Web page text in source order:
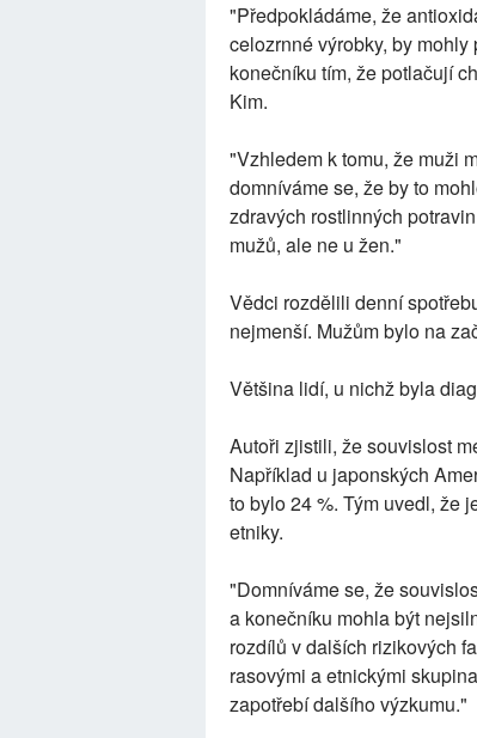
"Předpokládáme, že
celozrnné výrobky, by
konečníku tím, že potlačují
Kim.
"Vzhledem k tomu, že muži
domníváme se, že by to
zdravých rostlinných
mužů, ale ne u žen."
Vědci rozdělili denní
nejmenší. Mužům bylo na
Většina lidí, u nichž byla
Autoři zjistili, že souvislost
Například u japonských
to bylo 24 %. Tým uvedl, že
etniky.
"Domníváme se, že
a konečníku mohla být
rozdílů v dalších rizikových
rasovými a etnickými
zapotřebí dalšího výzkumu."